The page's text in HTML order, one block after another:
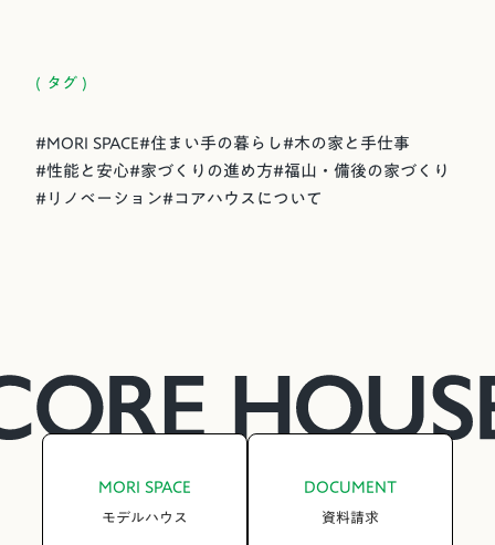
( タグ )
#MORI SPACE#住まい手の暮らし#木の家と手仕事
#性能と安心#家づくりの進め方#福山・備後の家づくり
#リノベーション#コアハウスについて
MORI SPACE
モデルハウス
DOCUMENT
資料請求